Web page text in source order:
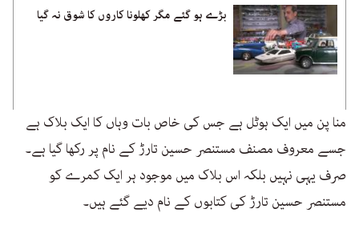
بڑے ہو گئے مگر کھلونا کاروں کا شوق نہ گیا
منا پن میں ایک ہوٹل ہے جس کی خاص بات وہاں کا ایک بلاک ہے
جسے معروف مصنف مستنصر حسین تارڑ کے نام پر رکھا گیا ہے۔
صرف یہی نہیں بلکہ اس بلاک میں موجود ہر ایک کمرے کو
مستنصر حسین تارڑ کی کتابوں کے نام دیے گئے ہیں۔